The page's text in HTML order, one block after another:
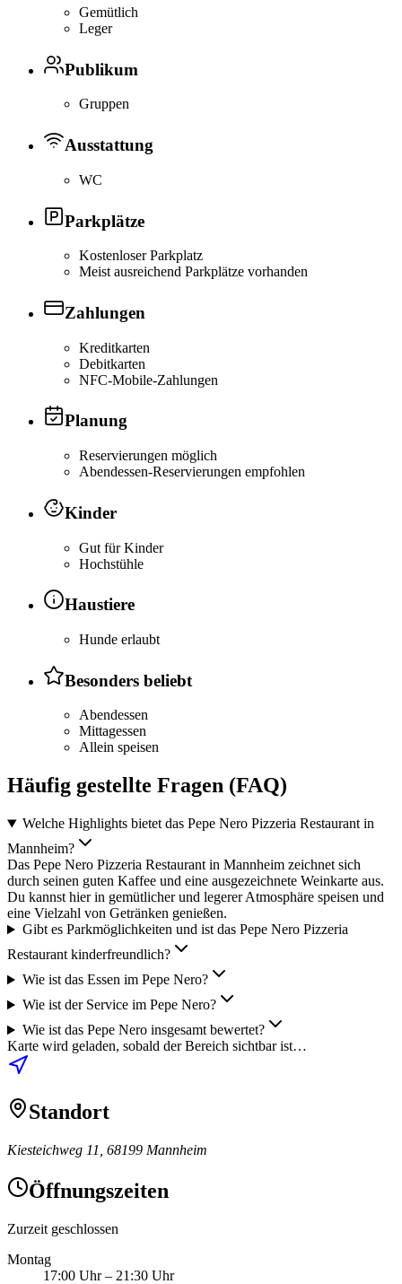
Gemütlich
Leger
Publikum
Gruppen
Ausstattung
WC
Parkplätze
Kostenloser Parkplatz
Meist ausreichend Parkplätze vorhanden
Zahlungen
Kreditkarten
Debitkarten
NFC-Mobile-Zahlungen
Planung
Reservierungen möglich
Abendessen-Reservierungen empfohlen
Kinder
Gut für Kinder
Hochstühle
Haustiere
Hunde erlaubt
Besonders beliebt
Abendessen
Mittagessen
Allein speisen
Häufig gestellte Fragen (FAQ)
Welche Highlights bietet das Pepe Nero Pizzeria Restaurant in
Mannheim?
Das Pepe Nero Pizzeria Restaurant in Mannheim zeichnet sich
durch seinen guten Kaffee und eine ausgezeichnete Weinkarte aus.
Du kannst hier in gemütlicher und legerer Atmosphäre speisen und
eine Vielzahl von Getränken genießen.
Gibt es Parkmöglichkeiten und ist das Pepe Nero Pizzeria
Restaurant kinderfreundlich?
Wie ist das Essen im Pepe Nero?
Wie ist der Service im Pepe Nero?
Wie ist das Pepe Nero insgesamt bewertet?
Karte wird geladen, sobald der Bereich sichtbar ist…
Standort
Kiesteichweg 11, 68199 Mannheim
Öffnungszeiten
Zurzeit geschlossen
Montag
17:00 Uhr– 21:30 Uhr